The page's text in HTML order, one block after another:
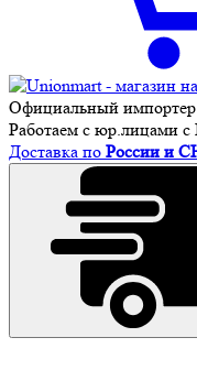
Официальный
Работаем с юр.лицами
Доставка по России и